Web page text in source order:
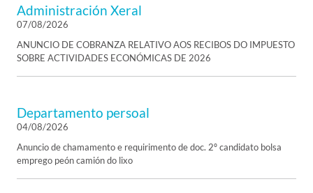
Administración Xeral
07/08/2026
ANUNCIO DE COBRANZA RELATIVO AOS RECIBOS DO IMPUESTO
SOBRE ACTIVIDADES ECONÓMICAS DE 2026
Departamento persoal
04/08/2026
Anuncio de chamamento e requirimento de doc. 2º candidato bolsa
emprego peón camión do lixo